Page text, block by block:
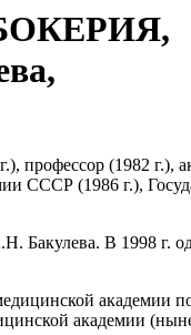
профессор (1982
СССР (1986 г.),
В 1998 г.
академии